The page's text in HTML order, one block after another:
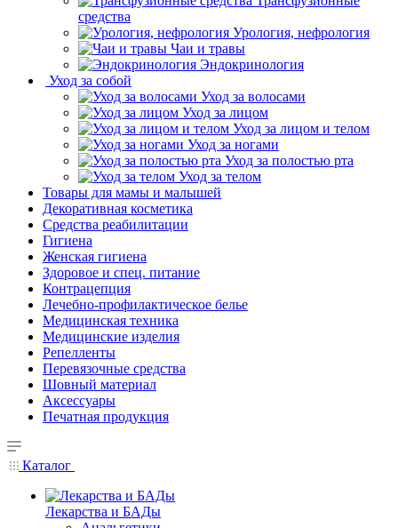
средства
Урология, нефрология
Чаи и травы
Эндокринология
Уход за собой
Уход за волосами
Уход за лицом
Уход за лицом и телом
Уход за ногами
Уход за полостью рта
Уход за телом
Товары для мамы и малышей
Декоративная косметика
Средства реабилитации
Гигиена
Женская гигиена
Здоровое и спец. питание
Контрацепция
Лечебно-профилактическое белье
Медицинская техника
Медицинские изделия
Репелленты
Перевязочные средства
Шовный материал
Аксессуары
Печатная продукция
Каталог
Лекарства и БАДы